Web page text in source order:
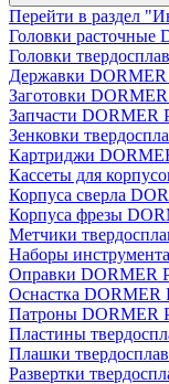
Перейти в раздел
Головки расточные
Головки
Державки
Заготовки
Запчасти DORMER
Зенковки
Картриджи
Кассеты для
Корпуса сверла
Корпуса фрезы
Метчики
Наборы
Оправки DORMER
Оснастка DORMER
Патроны DORMER
Пластины
Плашки
Развертки